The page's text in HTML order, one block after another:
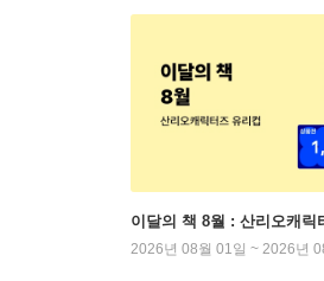
이달의 책 8월 : 산리오캐릭
2026년 08월 01일 ~ 2026년